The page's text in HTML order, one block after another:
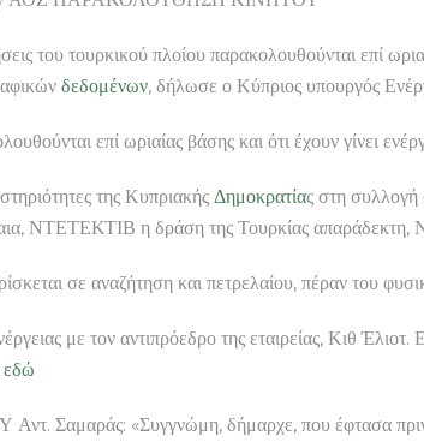
του τουρκικού πλοίου παρακολουθούνται επί
δεδομένων, δήλωσε ο Κύπριος υπουργός
επί ωριαίας βάσης και ότι έχουν γίνει
της Κυπριακής Δημοκρατίας στη συλλογή
ΝΤΕΤΕΚΤΙΒ η δράση της Τουρκίας απαράδεκτη,
σε αναζήτηση και πετρελαίου, πέραν του
με τον αντιπρόεδρο της εταιρείας, Κιθ
εδώ
«Συγγνώμη, δήμαρχε, που έφτασα πριν